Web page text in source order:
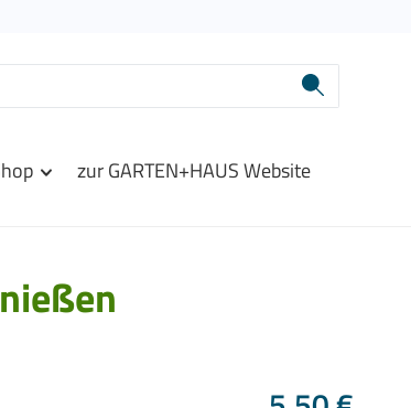
zur GARTEN+HAUS Website
Regulärer Preis: